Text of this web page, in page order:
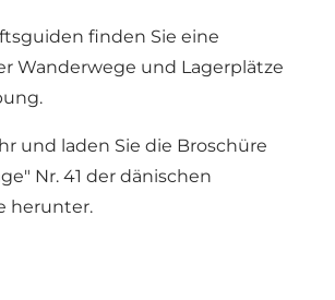
finden Sie eine
Wanderwege und Lagerplätze
und laden Sie die Broschüre
Nr. 41 der dänischen
herunter.